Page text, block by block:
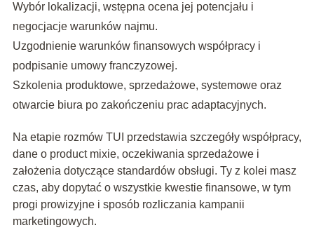
Wybór lokalizacji, wstępna ocena jej potencjału i
negocjacje warunków najmu.
Uzgodnienie warunków finansowych współpracy i
podpisanie umowy franczyzowej.
Szkolenia produktowe, sprzedażowe, systemowe oraz
otwarcie biura po zakończeniu prac adaptacyjnych.
Na etapie rozmów TUI przedstawia szczegóły współpracy,
dane o product mixie, oczekiwania sprzedażowe i
założenia dotyczące standardów obsługi. Ty z kolei masz
czas, aby dopytać o wszystkie kwestie finansowe, w tym
progi prowizyjne i sposób rozliczania kampanii
marketingowych.